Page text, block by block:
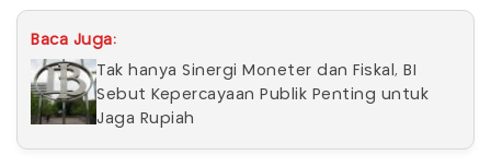
Baca Juga:
Tak hanya Sinergi Moneter dan Fiskal, BI
Sebut Kepercayaan Publik Penting untuk
Jaga Rupiah